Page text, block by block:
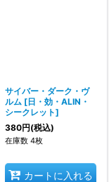
サイバー・ダーク・ヴ
ルム [日・効・ALIN・
シークレット]
380円(税込)
在庫数 4枚
カートに入れる